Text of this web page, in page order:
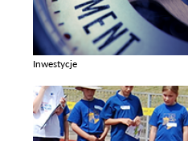
Inwestycje